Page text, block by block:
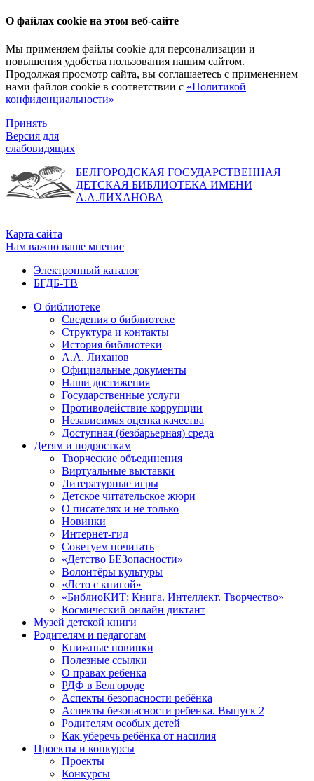
О файлах cookie на этом веб-сайте
Мы применяем файлы cookie для персонализации и
повышения удобства пользования нашим сайтом.
Продолжая просмотр сайта, вы соглашаетесь с применением
нами файлов cookie в соответствии с «Политикой
конфиденциальности»
Принять
Версия для
слабовидящих
БЕЛГОРОДСКАЯ ГОСУДАРСТВЕННАЯ
ДЕТСКАЯ БИБЛИОТЕКА ИМЕНИ
А.А.ЛИХАНОВА
Карта сайта
Нам важно ваше мнение
Электронный каталог
БГДБ-ТВ
О библиотеке
Сведения о библиотеке
Структура и контакты
История библиотеки
А.А. Лиханов
Официальные документы
Наши достижения
Государственные услуги
Противодействие коррупции
Независимая оценка качества
Доступная (безбарьерная) среда
Детям и подросткам
Творческие объединения
Виртуальные выставки
Литературные игры
Детское читательское жюри
О писателях и не только
Новинки
Интернет-гид
Советуем почитать
«Детство БЕЗопасности»
Волонтёры культуры
«Лето с книгой»
«БиблиоКИТ: Книга. Интеллект. Творчество»
Космический онлайн диктант
Музей детской книги
Родителям и педагогам
Книжные новинки
Полезные ссылки
О правах ребенка
РДФ в Белгороде
Аспекты безопасности ребёнка
Аспекты безопасности ребенка. Выпуск 2
Родителям особых детей
Как уберечь ребёнка от насилия
Проекты и конкурсы
Проекты
Конкурсы